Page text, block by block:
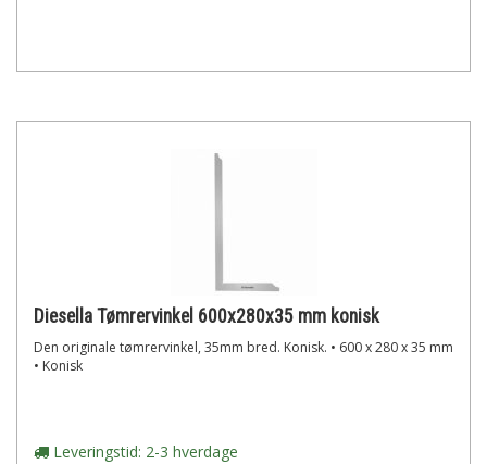
Diesella Tømrervinkel 600x280x35 mm konisk
Den originale tømrervinkel, 35mm bred. Konisk. • 600 x 280 x 35 mm
• Konisk
Leveringstid: 2-3 hverdage